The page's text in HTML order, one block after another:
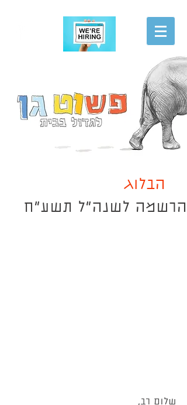
הגשת מועמדות
הבלוג
הרשמה לשנה"ל תשע"ח
שלום רב,